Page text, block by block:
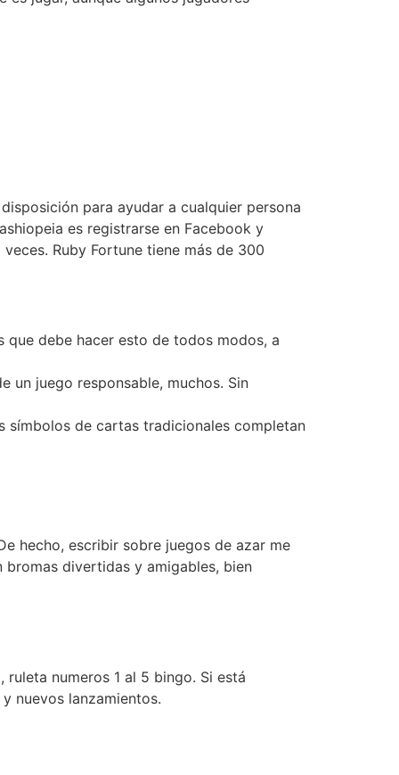
para ayudar a cualquier persona
es registrarse en Facebook y
Ruby Fortune tiene más de 300
que debe hacer esto de todos modos, a
un juego responsable, muchos. Sin
símbolos de cartas tradicionales completan
hecho, escribir sobre juegos de azar me
divertidas y amigables, bien
numeros 1 al 5 bingo. Si está
nuevos lanzamientos.